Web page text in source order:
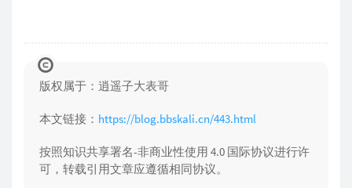
版权属于：逍遥子大表哥
本文链接： https://blog.bbskali.cn/443.html
按照知识共享署名-非商业性使用 4.0 国际协议进行许
可，转载引用文章应遵循相同协议。